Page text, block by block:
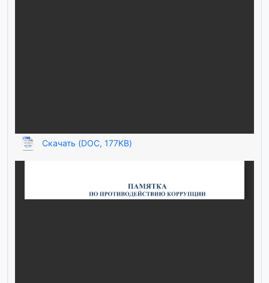
Скачать (DOC, 177KB)